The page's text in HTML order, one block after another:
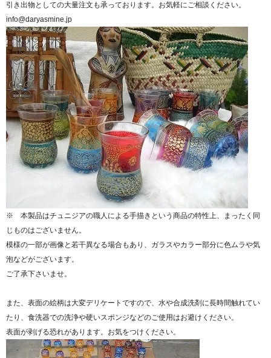
引き出物としての大量注文も承っております。お気軽にご相談ください。
info@daryasmine.jp
※ 本製品はチュニジアの職人による手描きという商品の特性上、まったく同
じものはございません。
模様の一部が画像と若干異なる場合もあり、ガラスやカラー部分に色ムラや気
泡などがございます。
ご了承下さいませ。
また、表面の絵柄は大変デリケートですので、水や合成洗剤に長時間触れてい
たり、食洗器での洗浄や硬いスポンジなどのご使用はお避けください。
表面が剥げる恐れがあります。お気をつけください。